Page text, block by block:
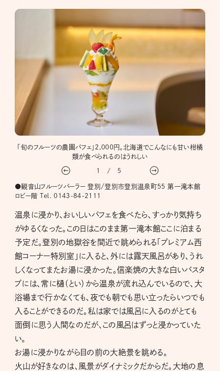
「旬のフルーツの農園パフェ」2,000円。北海道でこんなにも甘い柑橘
類が食べられるのはうれしい
1 / 5
●観音山フルーツパーラー 登別/登別市登別温泉町55 第一滝本館
ロビー階 Tel. 0143-84-2111
温泉に浸かり、おいしいパフェを食べたら、すっかり気持ち
がゆるくなった。この日はこのまま第一滝本館ここに泊まる
予定だ。登別の地獄谷を間近で眺められる「プレミアム西
館コーナー特別室」に入ると、外には露天風呂があり、うれ
しくなってまたお湯に浸かった。信楽焼の大きな白いバスタ
ブには、常に樋（とい）から温泉が流れ込んでいるので、大
浴場まで行かなくても、夜でも朝でも思い立ったらいつでも
入ることができるのだ。私は家では風呂に入るのがとても
面倒に思う人間なのだが、この風呂はずっと浸かっていた
い。
お湯に浸かりながら目の前の大絶景を眺める。
火山が好きなのは、風景がダイナミックだからだ。大地の息